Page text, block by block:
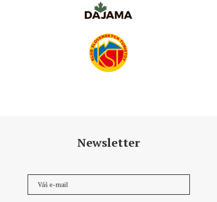
Newsletter